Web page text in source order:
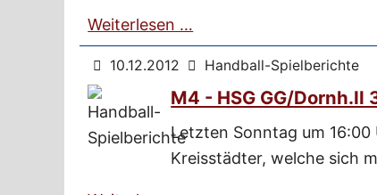
Weiterlesen …
10.12.2012 Handball-Spielberichte
M4 - HSG GG/Dornh.II
Letzten Sonntag um
Kreisstädter, welche sich